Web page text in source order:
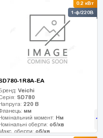
23-bit абс. оптичний
0.2 кВт
1-ф/220В
1R8A-EA
Veichi
SD780
220 В
мм
момент: Нм
оберти: об/хв
оберти: об/хв